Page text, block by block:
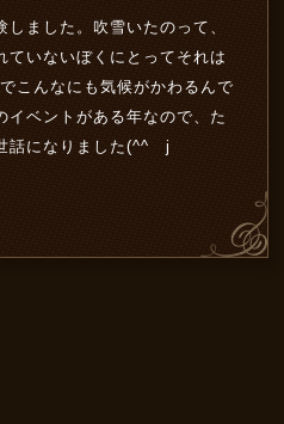
ました。吹雪いたのって、
ていないぼくにとってそれは
こんなにも気候がかわるんで
イベントがある年なので、た
話になりました(^^ゞj